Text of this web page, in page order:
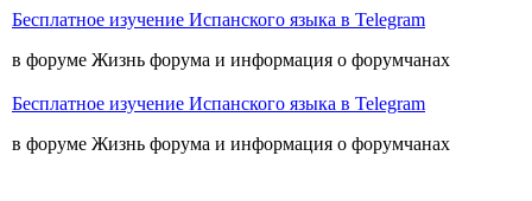
Бесплатное изучение Испанского языка в Telegram
в форуме Жизнь форума и информация о форумчанах
Бесплатное изучение Испанского языка в Telegram
в форуме Жизнь форума и информация о форумчанах